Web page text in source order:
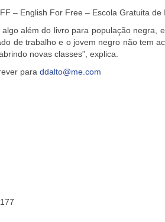
– English For Free – Escola Gratuita de
além do livro para população
de trabalho e o jovem negro não tem
novas classes”, explica.
para ddalto@me.com